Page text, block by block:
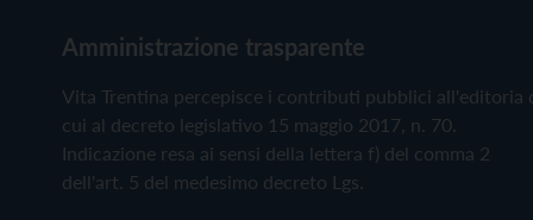
Amministrazione trasparente
Vita Trentina percepisce i contributi pubblici all'editoria
cui al decreto legislativo 15 maggio 2017, n. 70.
Indicazione resa ai sensi della lettera f) del comma 2
dell'art. 5 del medesimo decreto Lgs.